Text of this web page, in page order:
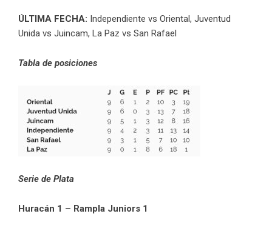
ÚLTIMA FECHA: Independiente vs Oriental, Juventud
Unida vs Juincam, La Paz vs San Rafael
Tabla de posiciones
Serie de Plata
Huracán 1 – Rampla Juniors 1